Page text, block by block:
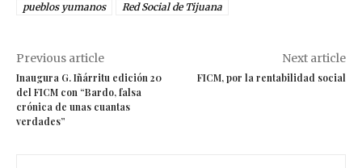
pueblos yumanos
Red Social de Tijuana
Previous article
Inaugura G. Iñárritu edición 20
del FICM con “Bardo, falsa
crónica de unas cuantas
verdades”
Next article
FICM, por la rentabilidad social